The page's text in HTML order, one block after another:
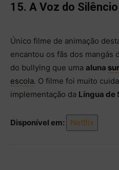
15. A Voz do Silêncio
Único filme de animação
encantou os fãs dos mangás
do bullying que uma aluna
escola. O filme foi muito
implementação da Língua de
Disponível em: Netflix